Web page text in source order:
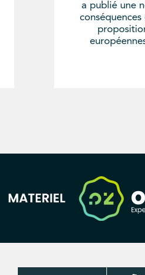
a publié une